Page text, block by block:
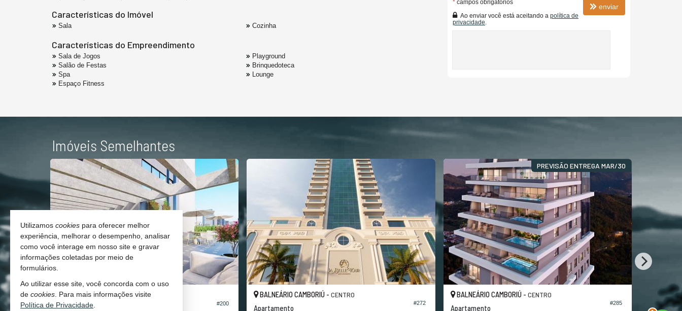
Características do Imóvel
Sala Cozinha
Características do Empreendimento
Sala de Jogos
Salão de Festas
Spa
Espaço Fitness
Playground
Brinquedoteca
Lounge
* campos obrigatórios
Ao enviar você está aceitando a política de
privacidade
enviar
Imóveis Semelhantes
#092 #200
BALNEÁRIO CAMBORIÚ - CENTRO
Apartamento
#272
BALNEÁRIO CAMBORIÚ -CENTRO
Apartamento
PREVISÃO ENTREGA MAR/30
#285
BALNEÁRIO CAMBORIÚ - CENTRO
Apartamento
Utilizamos cookies para oferecer melhor
experiência, melhorar o desempenho, analisar
como você interage em nosso site e gravar
informações coletadas por meio de
formulários.
Ao utilizar esse site, você concorda com o uso
de cookies . Para mais informações visite
Política de Privacidade